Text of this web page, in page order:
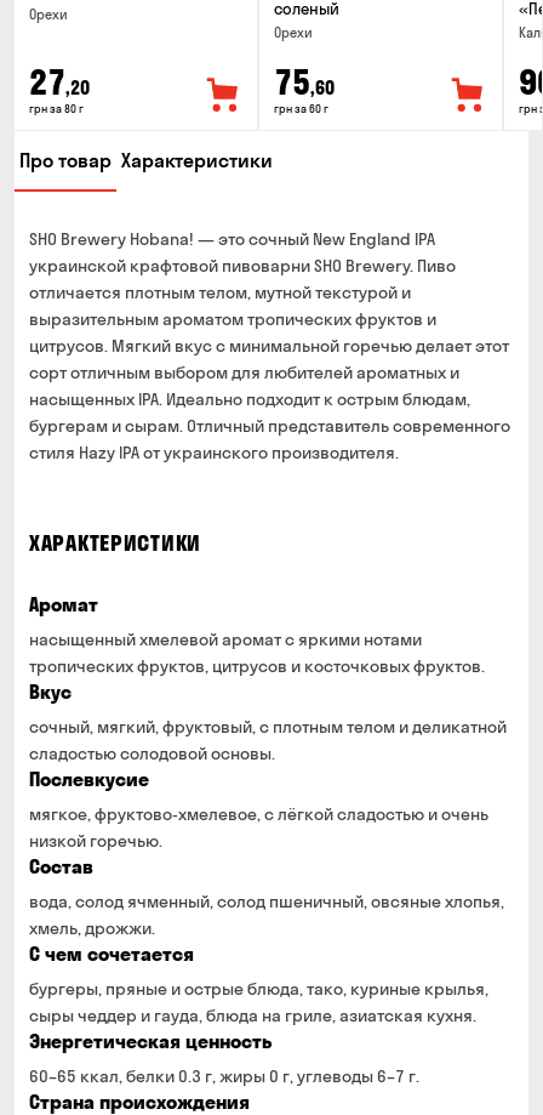
Орехи
27,20
грн за 80 г
соленый
Орехи
75,60
грн за 60 г грн
Про товар Характеристики
SHO Brewery Hobana! — это сочный New England IPA
украинской крафтовой пивоварни SHO Brewery. Пиво
отличается плотным телом, мутной текстурой и
выразительным ароматом тропических фруктов и
цитрусов. Мягкий вкус с минимальной горечью делает этот
сорт отличным выбором для любителей ароматных и
насыщенных IPA. Идеально подходит к острым блюдам,
бургерам и сырам. Отличный представитель современного
стиля Hazy IPA от украинского производителя.
ХАРАКТЕРИСТИКИ
Аромат
насыщенный хмелевой аромат с яркими нотами
тропических фруктов, цитрусов и косточковых фруктов.
Вкус
сочный, мягкий, фруктовый, с плотным телом и деликатной
сладостью солодовой основы.
Послевкусие
мягкое, фруктово-хмелевое, с лёгкой сладостью и очень
низкой горечью.
Состав
вода, солод ячменный, солод пшеничный, овсяные хлопья,
хмель, дрожжи.
С чем сочетается
бургеры, пряные и острые блюда, тако, куриные крылья,
сыры чеддер и гауда, блюда на гриле, азиатская кухня.
Энергетическая ценность
60–65 ккал, белки 0.3 г, жиры 0 г, углеводы 6–7 г.
Страна происхождения